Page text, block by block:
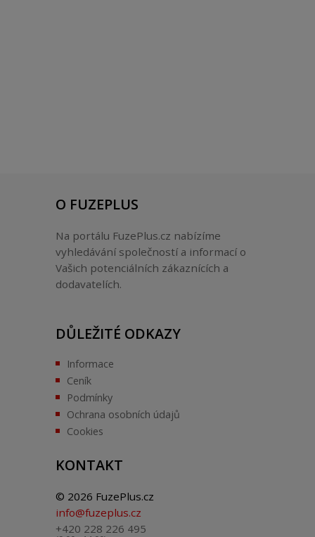
O FUZEPLUS
Na portálu FuzePlus.cz nabízíme
vyhledávání společností a informací o
Vašich potenciálních zákaznících a
dodavatelích.
DŮLEŽITÉ ODKAZY
Informace
Ceník
Podmínky
Ochrana osobních údajů
Cookies
KONTAKT
© 2026 FuzePlus.cz
info@fuzeplus.cz
+420 228 226 495